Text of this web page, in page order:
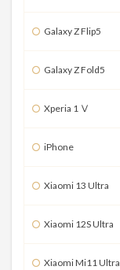
Galaxy Z Flip5
Galaxy Z Fold5
Xperia 1 Ⅴ
iPhone
Xiaomi 13 Ultra
Xiaomi 12S Ultra
Xiaomi Mi11 Ultra